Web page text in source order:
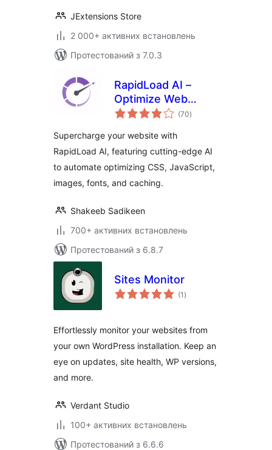
JExtensions Store
2 000+ активних встановлень
Протестований з 7.0.3
RapidLoad AI –
Optimize Web
Vitals Automatically
(70загальний
рейтинг
)
Supercharge your website with
RapidLoad AI, featuring cutting-edge AI
to automate optimizing CSS, JavaScript,
images, fonts, and caching.
Shakeeb Sadikeen
700+ активних встановлень
Протестований з 6.8.7
Sites Monitor
(1 загальний
рейтинг
)
Effortlessly monitor your websites from
your own WordPress installation. Keep an
eye on updates, site health, WP versions,
and more.
Verdant Studio
100+ активних встановлень
Протестований з 6.6.6